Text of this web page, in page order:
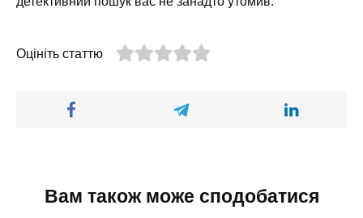
Оцініть статтю
Вам також може сподобатися